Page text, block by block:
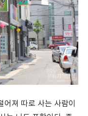
져 따로 사는 사람이